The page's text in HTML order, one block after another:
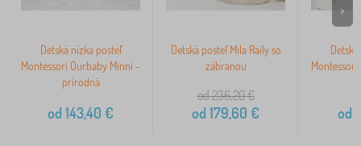
Detská nízka posteľ
Montessori Ourbaby Minni -
prírodná
od 143,40 €
Detská posteľ Mila Raily so
zábranou
od 236,20€
od 179,60 € od
>